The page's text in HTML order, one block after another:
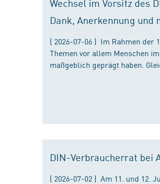
Wechsel im Vorsitz des
Dank, Anerkennung und
( 2026-07-06 ) Im Rahmen der
Themen vor allem Menschen
maßgeblich geprägt haben.
DIN-Verbraucherrat bei
( 2026-07-02 ) Am 11. und 12.